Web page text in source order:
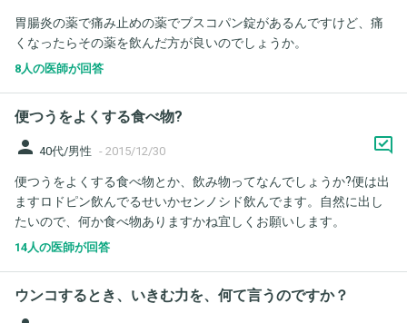
胃腸炎の薬で痛み止めの薬でブスコパン錠があるんですけど、痛
くなったらその薬を飲んだ方が良いのでしょうか。
8人の医師が回答
便つうをよくする食べ物?
person 40代/男性 - 2015/12/30
便つうをよくする食べ物とか、飲み物ってなんでしょうか?便は出
ますロドピン飲んでるせいかセンノシド飲んでます。自然に出し
たいので、何か食べ物ありますかね宜しくお願いします。
14人の医師が回答
ウンコするとき、いきむ力を、何て言うのですか？